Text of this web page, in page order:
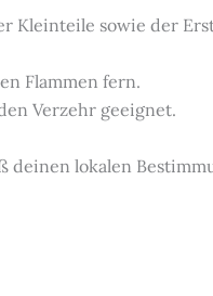
Kleinteile sowie der
Flammen fern.
Verzehr geeignet.
deinen lokalen